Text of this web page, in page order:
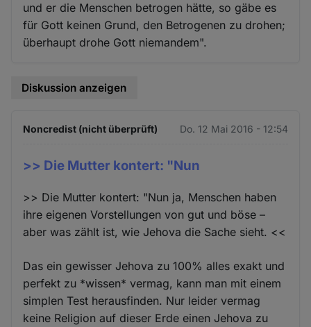
und er die Menschen betrogen hätte, so gäbe es
für Gott keinen Grund, den Betrogenen zu drohen;
überhaupt drohe Gott niemandem".
Diskussion anzeigen
Noncredist (nicht überprüft) Do. 12 Mai 2016 - 12:54
>> Die Mutter kontert: "Nun
>> Die Mutter kontert: "Nun ja, Menschen haben
ihre eigenen Vorstellungen von gut und böse –
aber was zählt ist, wie Jehova die Sache sieht. <<
Das ein gewisser Jehova zu 100% alles exakt und
perfekt zu *wissen* vermag, kann man mit einem
simplen Test herausfinden. Nur leider vermag
keine Religion auf dieser Erde einen Jehova zu